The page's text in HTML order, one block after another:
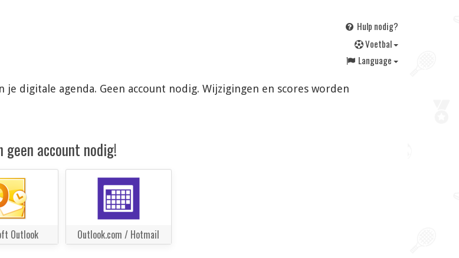
Hulp nodig?
Voetbal
Language
digitale agenda. Geen account nodig. Wijzigingen en scores worden
account nodig!
Outlook Outlook.com / Hotmail